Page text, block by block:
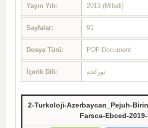
Yayın Yılı: 2019 (Miladi)
Sayfalar: 91
Dosya Türü: PDF Document
İçerik Dili: تورکجه
2-Turkoloji-Azerbaycan_Pejuh-
Farsca-Ebced-